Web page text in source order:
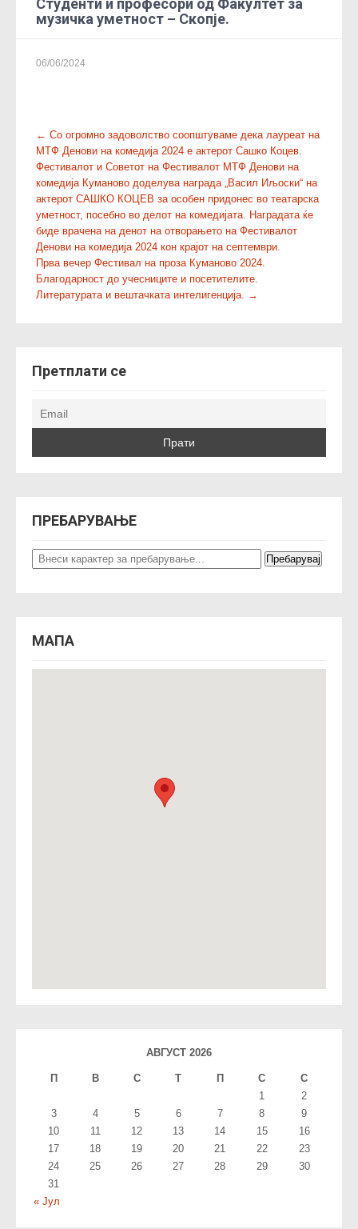
Студенти и професори од Факултет за
музичка уметност – Скопје.
06/06/2024
P
o
s
t
n
a
v
i
g
o
← Со огромно задоволство соопштуваме дека лауреат на
МТФ Денови на комедија 2024 е актерот Сашко Коцев.
Фестивалот и Советот на Фестивалот МТФ Денови на
комедија Куманово доделува награда „Васил Иљоски“ на
актерот САШКО КОЦЕВ за особен придонес во театарска
уметност, посебно во делот на комедијата. Наградата ќе
биде врачена на денот на отворањето на Фестивалот
Денови на комедија 2024 кон крајот на септември.
Прва вечер Фестивал на проза Куманово 2024.
Благодарност до учесниците и посетителите.
Литературата и вештачката интелигенција. →
Претплати се
ПРЕБАРУВАЊЕ
МАПА
АВГУСТ 2026
П В С T П С С
« Јул
1
2
3
4 5 6 7 8
9
10
11 12 13 14 15
16
17
18 19 20 21 22
23
24
25 26 27 28 29
30
31